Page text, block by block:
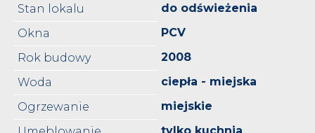
Stan lokalu
do odświeżenia
Okna
PCV
Rok budowy
2008
Woda
ciepła - miejska
Ogrzewanie
miejskie